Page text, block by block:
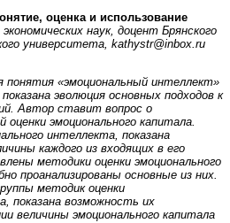
оценка и использование
наук, доцент Брянского
университета, kathystr@inbox.ru
«эмоциональный интеллект»
эволюция основных подходов к
Автор ставит вопрос о
эмоционального капитала.
интеллекта, показана
каждого из входящих в его
методики оценки эмоционального
проанализированы основные из них.
методик оценки
показана возможность их
величины эмоционального капитала